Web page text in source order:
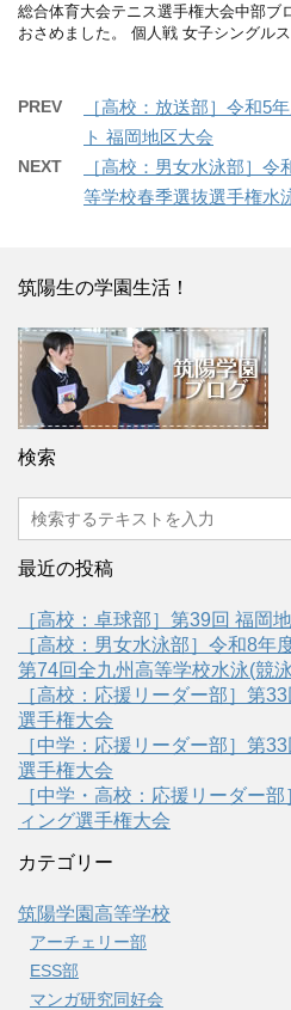
総合体育大会テニス選手権大会中部ブ
おさめました。 個人戦 女子シングル
PREV
［高校：放送部］令和5
ト 福岡地区大会
NEXT
［高校：男女水泳部］
等学校春季選抜選手権水
筑陽生の学園生活！
検索
最近の投稿
［高校：卓球部］第39回 福岡
［高校：男女水泳部］令和8年
第74回全九州高等学校水泳(競
［高校：応援リーダー部］第
選手権大会
［中学：応援リーダー部］第
選手権大会
［中学・高校：応援リーダー
ィング選手権大会
カテゴリー
筑陽学園高等学校
アーチェリー部
ESS部
マンガ研究同好会